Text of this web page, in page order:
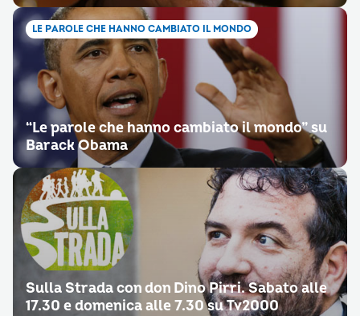
LE PAROLE CHE HANNO CAMBIATO IL MONDO
“Le parole che hanno cambiato il mondo” su
Barack Obama
Sulla Strada con don Dino Pirri. Sabato alle
17.30 e domenica alle 7.30 su Tv2000